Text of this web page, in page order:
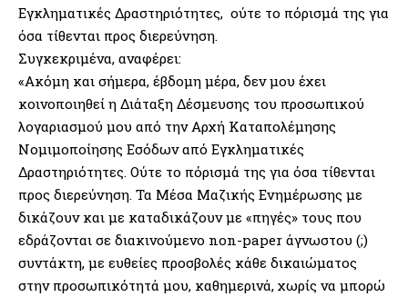
Εγκληματικές Δραστηριότητες, ούτε το πόρισμά της για
όσα τίθενται προς διερεύνηση.
Συγκεκριμένα, αναφέρει:
«Ακόμη και σήμερα, έβδομη μέρα, δεν μου έχει
κοινοποιηθεί η Διάταξη Δέσμευσης του προσωπικού
λογαριασμού μου από την Αρχή Καταπολέμησης
Νομιμοποίησης Εσόδων από Εγκληματικές
Δραστηριότητες. Ούτε το πόρισμά της για όσα τίθενται
προς διερεύνηση. Τα Μέσα Μαζικής Ενημέρωσης με
δικάζουν και με καταδικάζουν με «πηγές» τους που
εδράζονται σε διακινούμενο non-paper άγνωστου (;)
συντάκτη, με ευθείες προσβολές κάθε δικαιώματος
στην προσωπικότητά μου, καθημερινά, χωρίς να μπορώ